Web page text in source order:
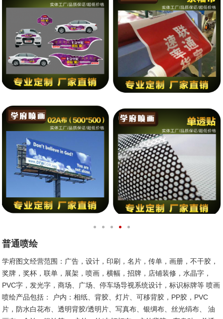
1 2 3 4 5
普通喷绘
学府图文经营范围：广告，设计，印刷，名片，传单，画册，不干胶，
奖牌，奖杯，联单，展架，喷画，横幅，招牌，店铺装修，水晶字，
PVC字，发光字，商场、广场、停车场导视系统设计，标识标牌等 喷画
喷绘产品包括： 户内：相纸、背胶、灯片、可移背胶，PP胶，PVC
片，防水白花布、透明背胶/透明片、写真布、银绸布、丝光绢布、 油